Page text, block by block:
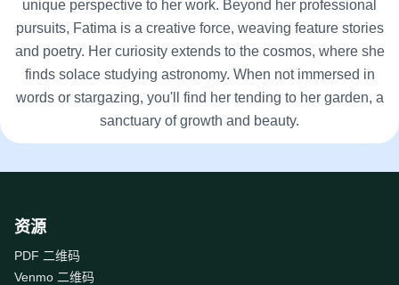
unique perspective to her work. Beyond her professional
pursuits, Fatima is a creative force, weaving feature stories
and poetry. Her curiosity extends to the cosmos, where she
finds solace studying astronomy. When not immersed in
words or stargazing, you'll find her tending to her garden, a
sanctuary of growth and beauty.
资源
PDF 二维码
Venmo 二维码